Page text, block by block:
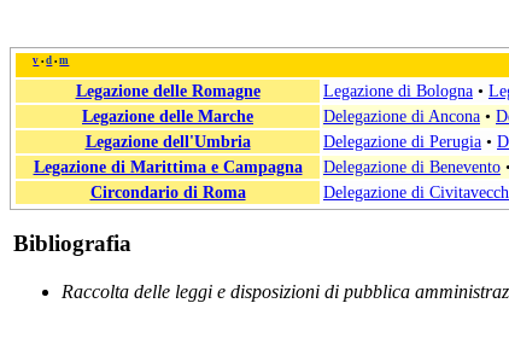
v • d • m
Legazione delle Romagne Legazione di Bologna •
Legazione delle Marche
Delegazione di Ancona •
Legazione dell'Umbria
Delegazione di Perugia •
Legazione di Marittima e Campagna
Delegazione di Benevento •
Circondario di Roma
Delegazione di
Bibliografia
Raccolta delle leggi e disposizioni di pubblica